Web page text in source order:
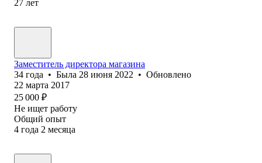
27 лет
Заместитель директора магазина
34 года • Была 28 июня 2022 • Обновлено
22 марта 2017
25 000 ₽
Не ищет работу
Общий опыт
4 года 2 месяца